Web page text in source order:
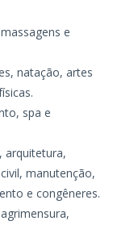
e
natação, artes
spa e
arquitetura,
manutenção,
e congêneres.